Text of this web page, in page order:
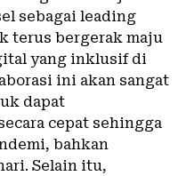
sebagai leading
terus bergerak maju
yang inklusif di
ini akan sangat
dapat
cepat sehingga
bahkan
Selain itu,